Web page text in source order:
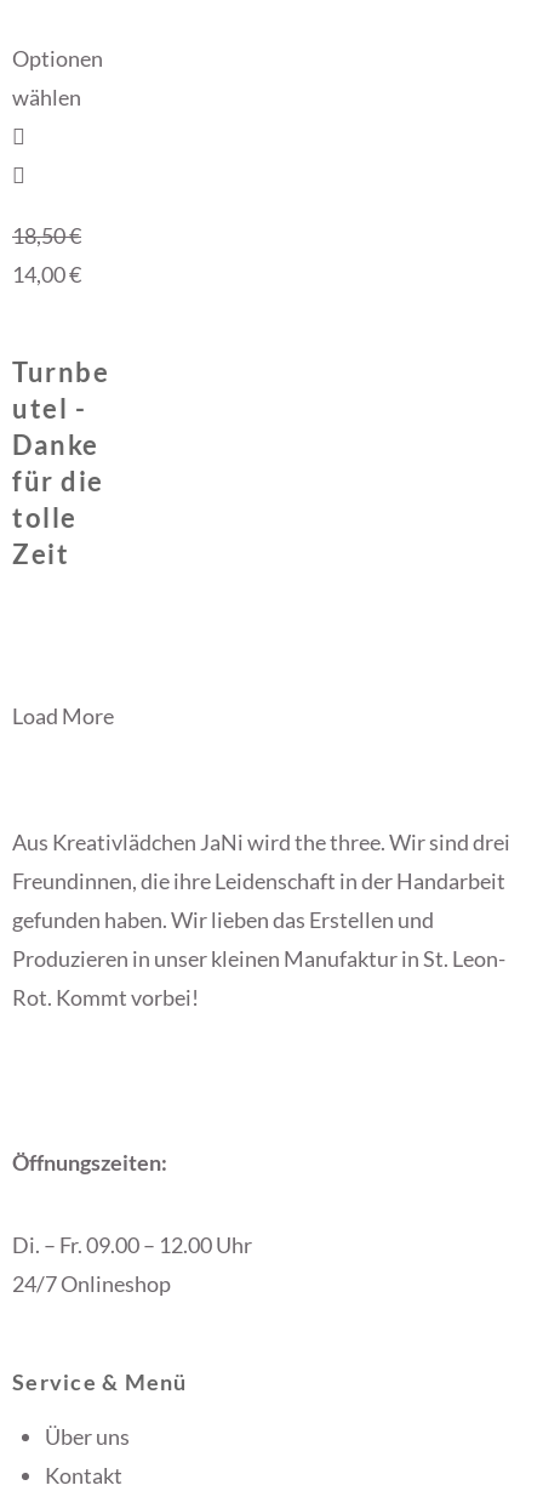
Optionen
wählen
18,50€
14,00€
Turnbe
utel -
Danke
für die
tolle
Zeit
Load More
Aus Kreativlädchen JaNi wird the three. Wir sind drei
Freundinnen, die ihre Leidenschaft in der Handarbeit
gefunden haben. Wir lieben das Erstellen und
Produzieren in unser kleinen Manufaktur in St. Leon-
Rot. Kommt vorbei!
Öffnungszeiten:
Di. – Fr. 09.00 – 12.00 Uhr
24/7 Onlineshop
Service & Menü
Über uns
Kontakt